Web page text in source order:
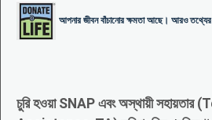
আপনার জীবন বাঁচানোর ক্ষমতা আছে। আরও
চুরি হওয়া SNAP এবং অস্থায়ী